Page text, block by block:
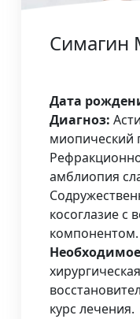
Симагин
Дата
Диагноз:
миопический
амблиопия
косоглазие с
компонентом.
курс лечения.